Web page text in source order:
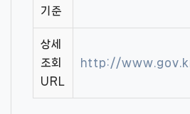
기준
상세
조회
URL
http://